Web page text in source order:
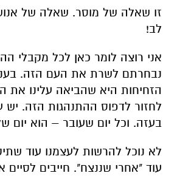
זו שאלה של מוסר. שאלה של
לב!
אני רוצה לומר כאן לכל מקבלי
נבחרתם לשרת את העם הזה.
הזחיחות היא שהביאה עלינו את
לחזור לדפוס ההתנהגות הזה. יש
בעזה. וכל יום שעובר – הוא יום
לא נוכל להרשות לעצמנו עוד
עוד "אחרי שננצח". חייבים